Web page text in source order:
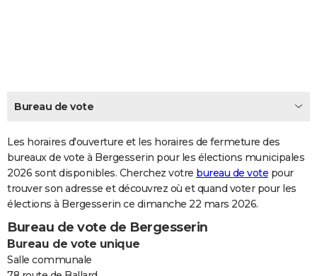
CARTE DE VOEUX
Dictionnaire
Biographies
Citations
Expressions
Proverbes
PROGRAMME TV
COPAINS D'AVANT
FORUM
Bricolage
Lifestyle
Culture
Sport
Auto
Television
Voyage
Cinema
Bureau de vote
Les horaires d'ouverture et les horaires de fermeture des
bureaux de vote à Bergesserin pour les élections municipales
2026 sont disponibles. Cherchez votre bureau de vote pour
trouver son adresse et découvrez où et quand voter pour les
élections à Bergesserin ce dimanche 22 mars 2026.
Bureau de vote de Bergesserin
Bureau de vote unique
Salle communale